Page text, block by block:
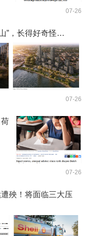
07-26
”，长得好奇怪…
07-26
07-26
殃！将面临三大压